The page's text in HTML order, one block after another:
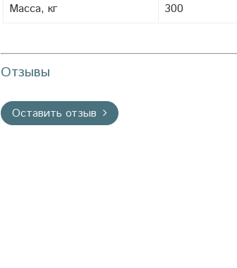
Масса, кг
300
Отзывы
Оставить отзыв